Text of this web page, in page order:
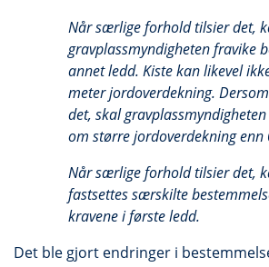
Når særlige forhold tilsier det,
gravplassmyndigheten fravike
annet ledd. Kiste kan likevel
meter jordoverdekning.
det, skal
om større jordoverdekning enn
Når særlige forhold tilsier det,
fastsettes særskilte
kravene i første ledd.
Det ble gjort endringer i